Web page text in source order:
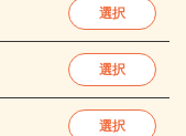
選択
選択
選択